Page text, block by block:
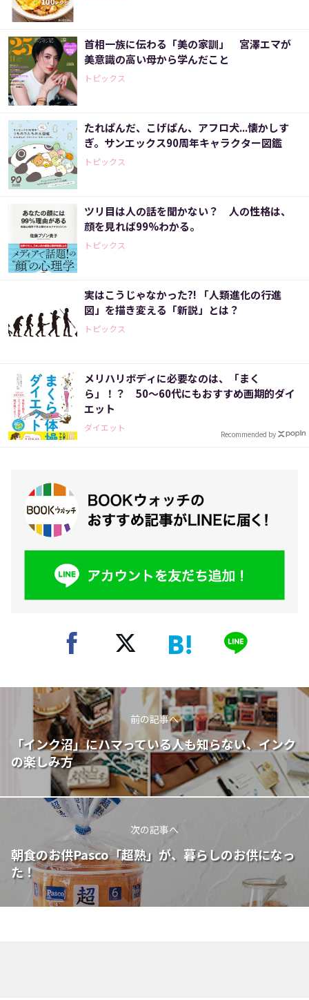
首相一族に伝わる「美の家訓」 宮澤エマが
美意識の高い母から学んだこと
トピックス
たれぱんだ、こげぱん、アフロ犬...懐かしす
ぎ。サンエックス90周年キャラクター図鑑
トピックス
ツリ目は人の話を聞かない？ 人の性格は、
顔を見れば99%わかる。
トピックス
実はこうじゃなかった?! 「人類進化の行進
図」を描き変える「新説」とは？
トピックス
メリハリボディに必要なのは、「まく
ら」！？ 50～60代にもおすすめ画期的ダイ
エット
ダイエット
Recommended by
前の記事へ
「インク沼」にハマっている人も知らない、インク
の楽しみ方
次の記事へ
朝食のお供Pasco「超熟」が、暮らしのお供になっ
た！